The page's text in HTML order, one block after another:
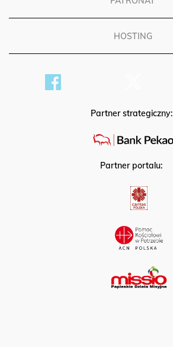
PATRONAT
HOSTING
Partner strategiczny:
Partner portalu: